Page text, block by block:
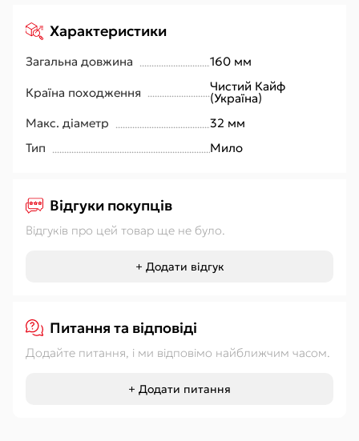
Характеристики
Загальна довжина 160 мм
Країна походження Чистий Кайф
(Україна)
Макс. діаметр
32 мм
Тип
Мило
Відгуки покупців
Відгуків про цей товар ще не було.
+ Додати відгук
Питання та відповіді
Додайте питання, і ми відповімо найближчим часом.
+ Додати питання